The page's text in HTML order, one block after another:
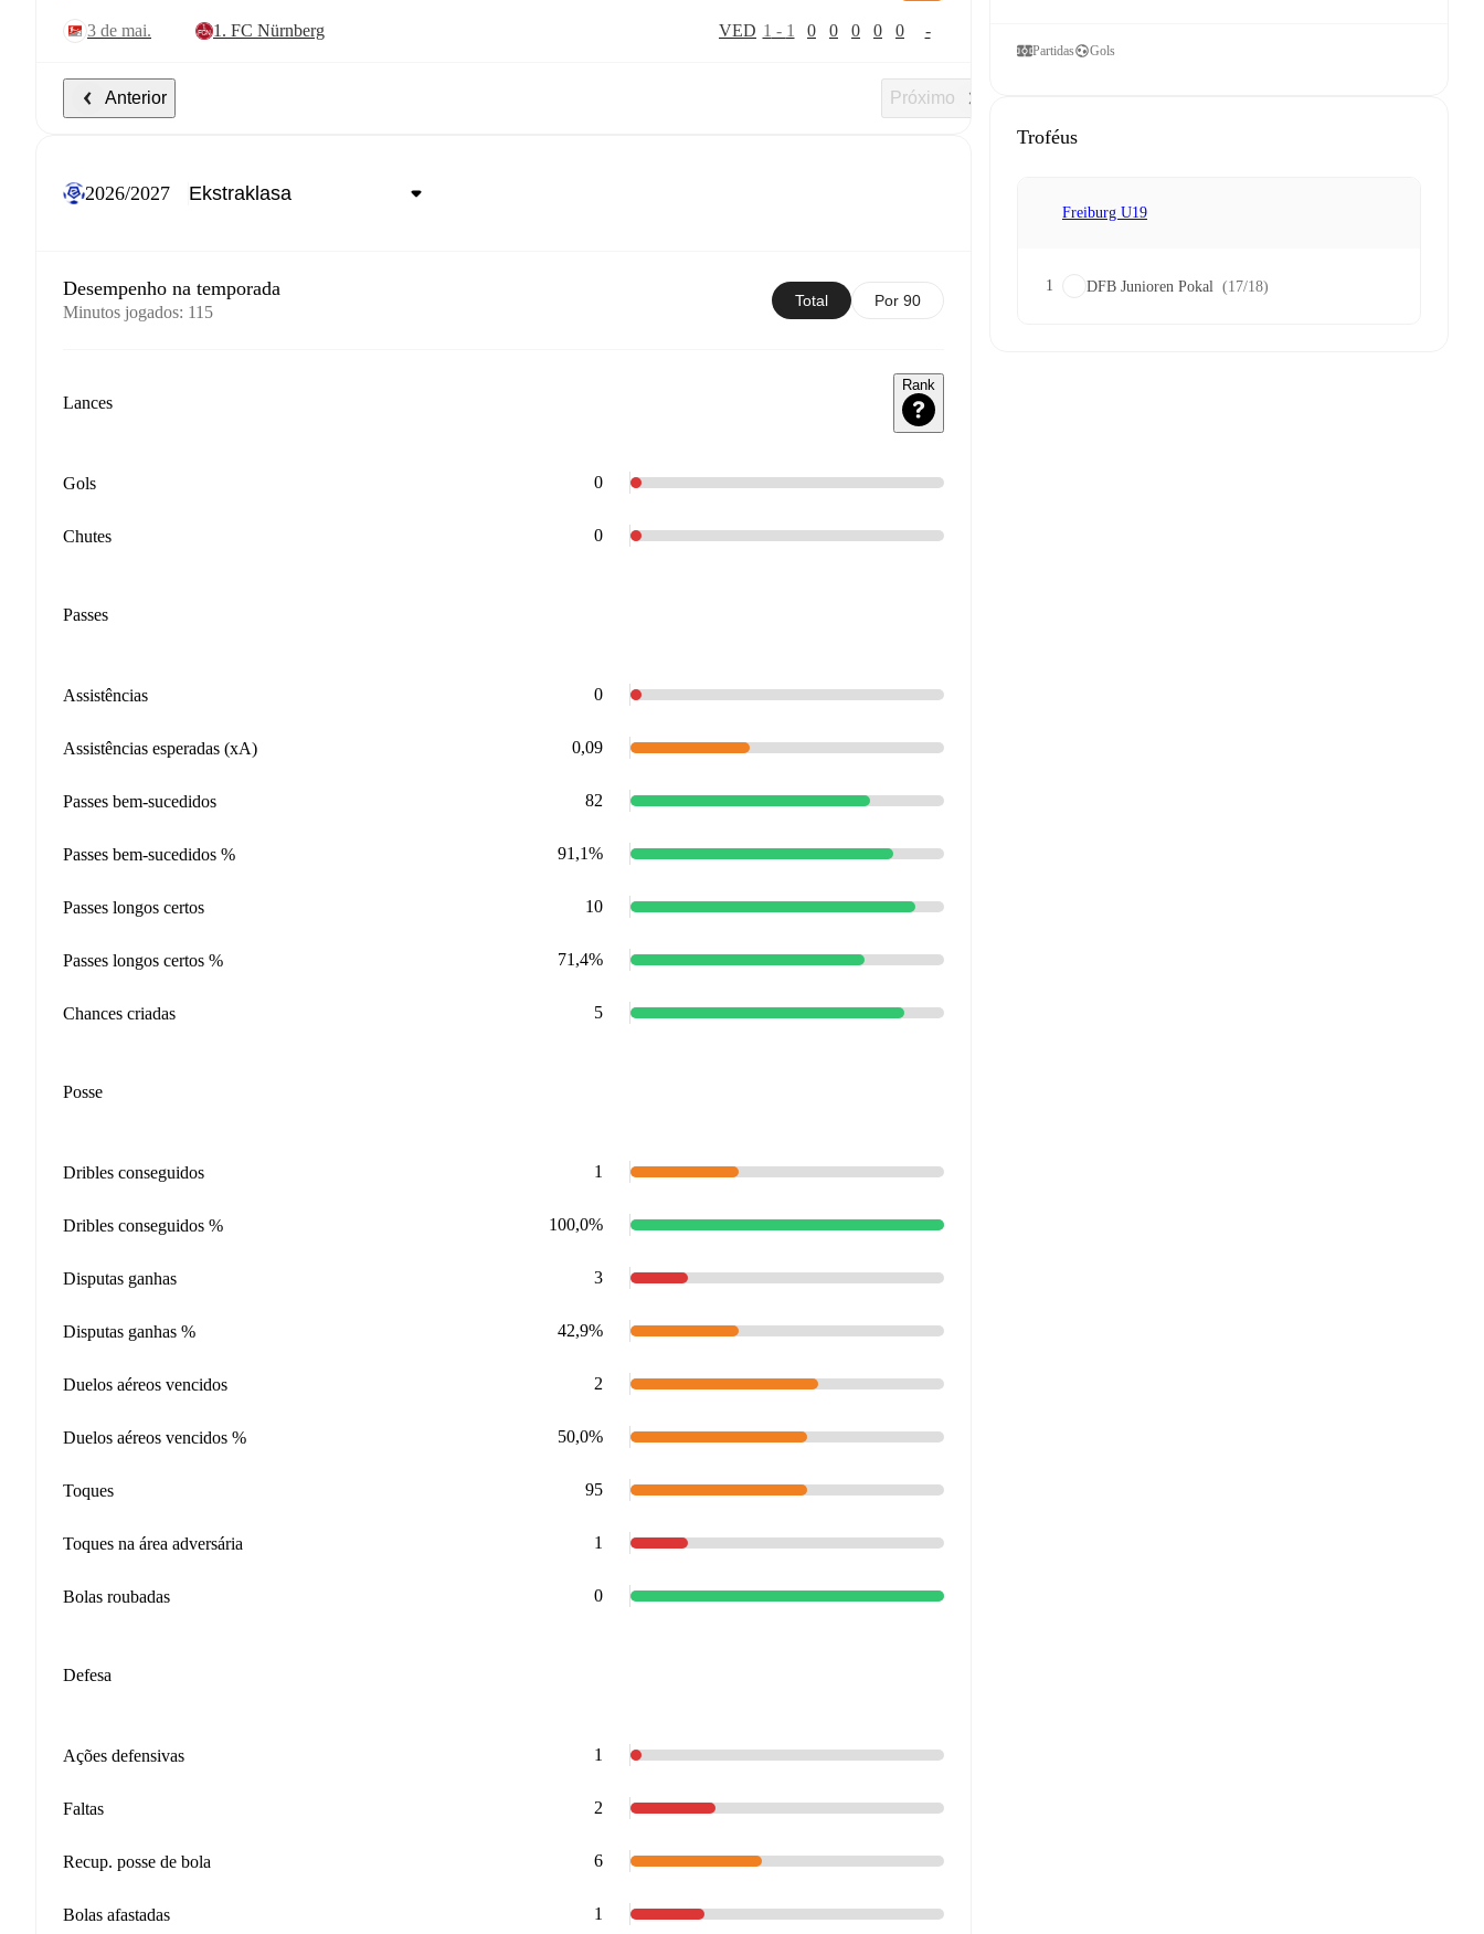
3 de mai. 1. FC Nürnberg VED 1 - 1 0 0 0 0 0 -
Anterior Próximo
2026/2027
Desempenho na temporada
Minutos jogados: 115
Total Por 90
Lances
Rank
Gols 0
Chutes 0
Passes
Assistências 0
Assistências esperadas (xA) 0,09
Passes bem-sucedidos 82
Passes bem-sucedidos % 91,1%
Passes longos certos 10
Passes longos certos % 71,4%
Chances criadas 5
Posse
Dribles conseguidos 1
Dribles conseguidos % 100,0%
Disputas ganhas 3
Disputas ganhas % 42,9%
Duelos aéreos vencidos 2
Duelos aéreos vencidos % 50,0%
Toques 95
Toques na área adversária 1
Bolas roubadas 0
Defesa
Ações defensivas 1
Faltas 2
Recup. posse de bola 6
Bolas afastadas 1
Partidas Gols
Troféus
Freiburg U19
1 DFB Junioren Pokal (17/18)